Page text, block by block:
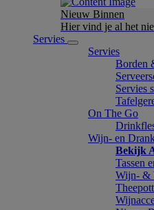
Nieuw Binnen
Hier vind je al het
Servies
Servies
Borden
Servies
On The Go
Wijn- en
Bekijk
Tassen
Wijn- &